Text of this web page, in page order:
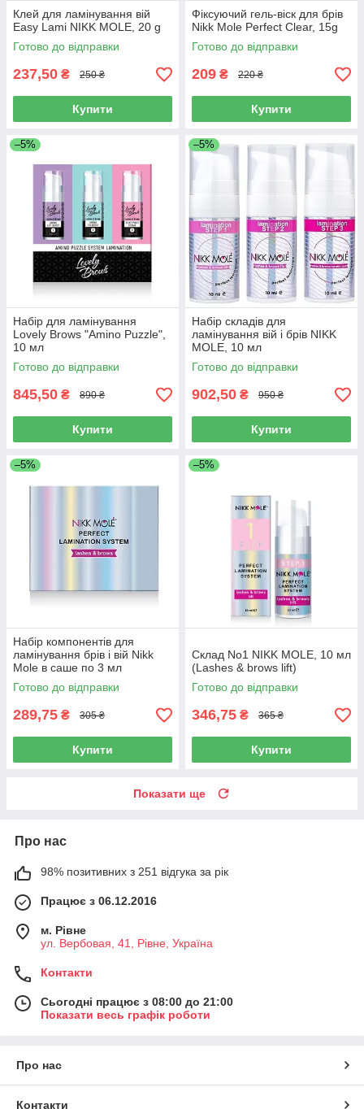
Клей для ламінування вій
Easy Lami NIKK MOLE, 20 g
Готово до відправки
237,50 ₴ 250 ₴
Купити
Фіксуючий гель-віск для брів
Nikk Mole Perfect Clear, 15g
Готово до відправки
209 ₴ 220 ₴
Купити
–5%
Набір для ламінування
Lovely Brows "Amino Puzzle",
10 мл
Готово до відправки
845,50 ₴ 890 ₴
Купити
–5%
Набір складів для
ламінування вій і брів NIKK
MOLE, 10 мл
Готово до відправки
902,50 ₴ 950 ₴
Купити
–5%
Набір компонентів для
ламінування брів і вій Nikk
Mole в саше по 3 мл
Готово до відправки
289,75 ₴ 305 ₴
Купити
–5%
Склад No1 NIKK MOLE, 10 мл
(Lashes & brows lift)
Готово до відправки
346,75 ₴ 365 ₴
Купити
Показати ще
Про нас
98% позитивних з 251 відгука за рік
Працює з 06.12.2016
м. Рівне
ул. Вербовая, 41, Рівне, Україна
Контакти
Сьогодні працює з 08:00 до 21:00
Показати весь графік роботи
Про нас
Контакти